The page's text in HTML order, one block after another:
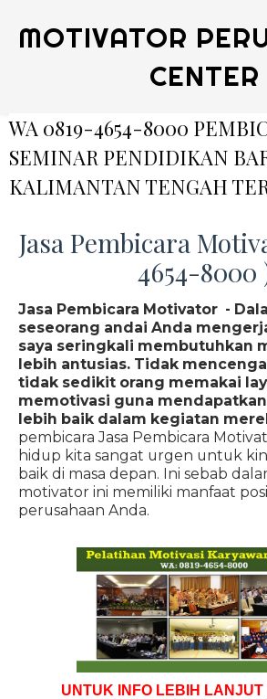
MOTIVATOR
CENTER
WA 0819-4654-8000
SEMINAR PENDIDIKAN
KALIMANTAN TENGAH
Jasa Pembicara
4654-8000
Jasa Pembicara Motivator -
seseorang andai Anda
saya seringkali membutuhkan
lebih antusias. Tidak
tidak sedikit orang memakai
memotivasi guna
lebih baik dalam kegiatan
pembicara Jasa Pembicara
hidup kita sangat urgen untuk
baik di masa depan. Ini sebab
motivator ini memiliki manfaat
perusahaan Anda.
UNTUK INFO LEBIH LANJUT